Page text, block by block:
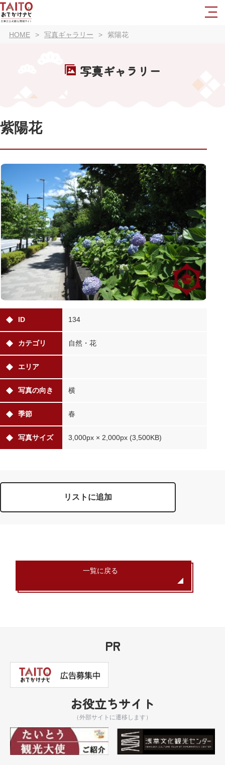
HOME 写真ギャラリー 紫陽花
写真ギャラリー
紫陽花
ID 134
カテゴリ 自然・花
エリア
写真の向き 横
季節 春
写真サイズ 3,000px × 2,000px (3,500KB)
リストに追加
一覧に戻る
PR
お役立ちサイト
（外部サイトに遷移します）